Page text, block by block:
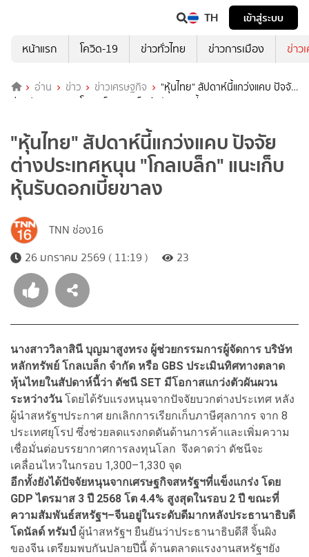
TH
เข้าสู่ระบบ
หน้าแรก
โควิด-19 ข่าวทั่วไทย ข่าวการเมือง ข่าว
อ่าน ข่าว ข่าวเศรษฐกิจ
"หุ้นไทย" สัปดาห์นี้แกว่งแคบ ปัจจัย
ต่างประเทศหนุน "โกลเบล็ก" แนะเก็บหุ้นรับดอกเบี้ยขาลง
"หุ้นไทย" สัปดาห์นี้แกว่งแคบ ปัจจัย
ต่างประเทศหนุน "โกลเบล็ก" แนะเก็บ
หุ้นรับดอกเบี้ยขาลง
TNN ช่อง16
26 มกราคม 2569 ( 11:19 )
23
นางสาววิลาสินี บุญมาสูงทรง ผู้ช่วยกรรมการผู้จัดการ บริษัท
หลักทรัพย์ โกลเบล็ก จำกัด หรือ GBS ประเมินทิศทางตลาด
หุ้นไทยในสัปดาห์นี้ว่า ดัชนี SET มีโอกาสแกว่งตัวผันผวน
ระหว่างวันโดยได้รับแรงหนุนจากปัจจัยบวกต่างประเทศ หลัง
ผู้นำสหรัฐฯประกาศ ยกเลิกการเรียกเก็บภาษีศุลกากร จาก 8
ประเทศยุโรป ซึ่งช่วยลดแรงกดดันด้านการค้าและเพิ่มความ
เชื่อมั่นต่อบรรยากาศการลงทุนโลก จึงคาดว่า ดัชนีจะ
เคลื่อนไหวในกรอบ 1,300–1,330 จุด
อีกทั้งยังได้ปัจจัยหนุนจากเศรษฐกิจสหรัฐฯที่แข็งแกร่ง โดย
GDP ไตรมาส 3 ปี 2568 โต 4.4% สูงสุดในรอบ 2 ปี ขณะที่
ความสัมพันธ์สหรัฐฯ–จีนอยู่ในระดับดีมากหลังประธานาธิบดี
โดนัลด์ ทรัมป์ ผู้นำสหรัฐฯ ยืนยันว่าประธานาธิบดีสี จิ้นผิง
ของจีน เตรียมพบกันปลายปีนี้ ด้านตลาดแรงงานสหรัฐฯยัง